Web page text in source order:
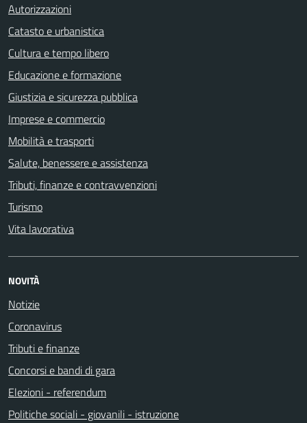
Autorizzazioni
Catasto e urbanistica
Cultura e tempo libero
Educazione e formazione
Giustizia e sicurezza pubblica
Imprese e commercio
Mobilità e trasporti
Salute, benessere e assistenza
Tributi, finanze e contravvenzioni
Turismo
Vita lavorativa
NOVITÀ
Notizie
Coronavirus
Tributi e finanze
Concorsi e bandi di gara
Elezioni - referendum
Politiche sociali - giovanili - istruzione